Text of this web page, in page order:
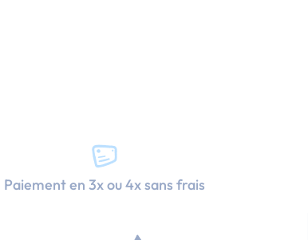
Paiement en 3x ou 4x sans frais